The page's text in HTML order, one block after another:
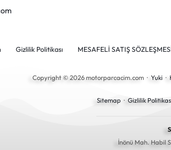
Gizlilik Politikası MESAFELİ SATIŞ
Copyright © 2026 motorparcacim.com · Yuki ·
Sitemap · Gizlilik
İnönü Mah. Habil